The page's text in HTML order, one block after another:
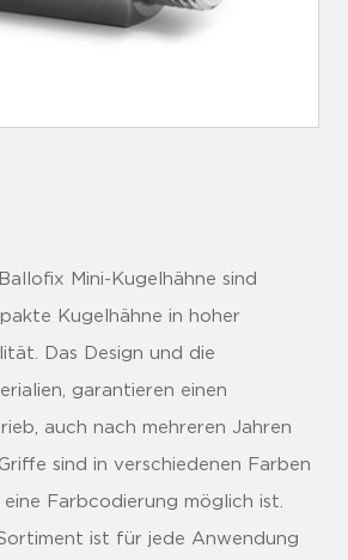
Mini-Kugelhähne sind
Kugelhähne in hoher
Das Design und die
garantieren einen
auch nach mehreren Jahren
sind in verschiedenen Farben
Farbcodierung möglich ist.
ist für jede Anwendung